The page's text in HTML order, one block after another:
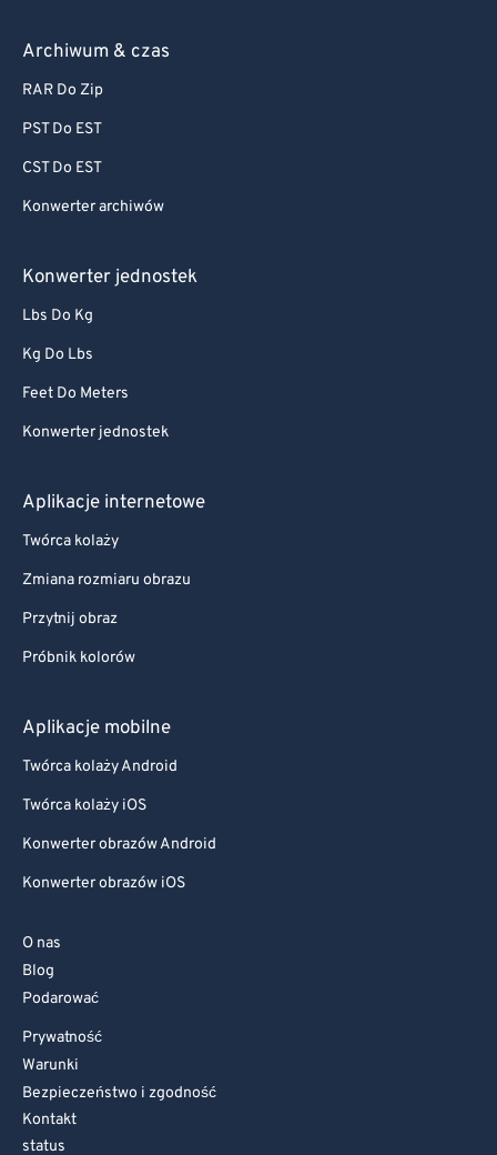
Archiwum & czas
RAR Do Zip
PST Do EST
CST Do EST
Konwerter archiwów
Konwerter jednostek
Lbs Do Kg
Kg Do Lbs
Feet Do Meters
Konwerter jednostek
Aplikacje internetowe
Twórca kolaży
Zmiana rozmiaru obrazu
Przytnij obraz
Próbnik kolorów
Aplikacje mobilne
Twórca kolaży Android
Twórca kolaży iOS
Konwerter obrazów Android
Konwerter obrazów iOS
O nas
Blog
Podarować
Prywatność
Warunki
Bezpieczeństwo i zgodność
Kontakt
status